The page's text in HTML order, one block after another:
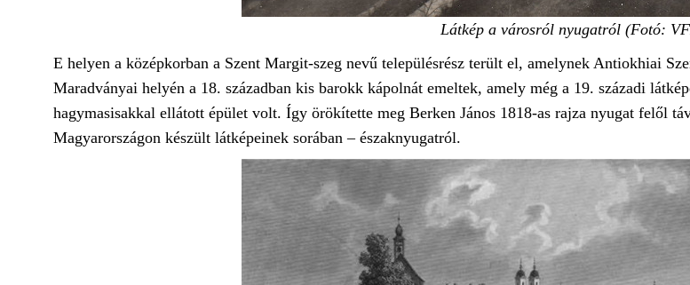
Látkép a városról nyugatról (Fotó:
E helyen a középkorban a Szent Margit-szeg nevű településrész terült el, amelynek Antiokhiai
Maradványai helyén a 18. században kis barokk kápolnát emeltek, amely még a 19. századi
hagymasisakkal ellátott épület volt. Így örökítette meg Berken János 1818-as rajza nyugat felől
Magyarországon készült látképeinek sorában – északnyugatról.